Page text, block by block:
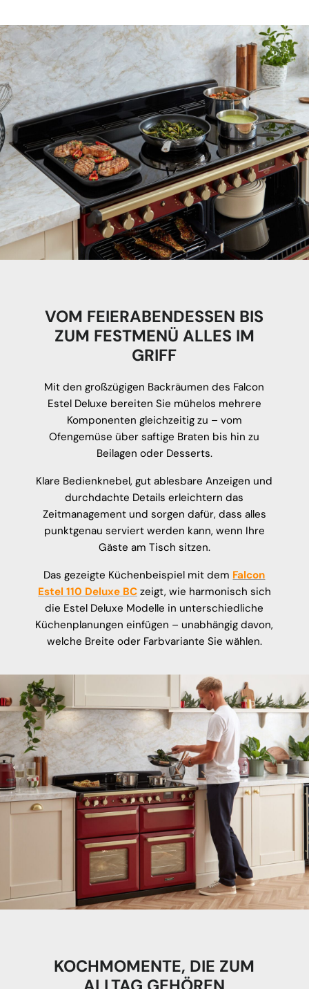
VOM FEIERABENDESSEN BIS
ZUM FESTMENÜ ALLES IM
GRIFF
Mit den großzügigen Backräumen des Falcon
Estel Deluxe bereiten Sie mühelos mehrere
Komponenten gleichzeitig zu – vom
Ofengemüse über saftige Braten bis hin zu
Beilagen oder Desserts.
Klare Bedienknebel, gut ablesbare Anzeigen und
durchdachte Details erleichtern das
Zeitmanagement und sorgen dafür, dass alles
punktgenau serviert werden kann, wenn Ihre
Gäste am Tisch sitzen.
Das gezeigte Küchenbeispiel mit dem Falcon
Estel 110 Deluxe BCzeigt, wie harmonisch sich
die Estel Deluxe Modelle in unterschiedliche
Küchenplanungen einfügen – unabhängig davon,
welche Breite oder Farbvariante Sie wählen.
KOCHMOMENTE, DIE ZUM